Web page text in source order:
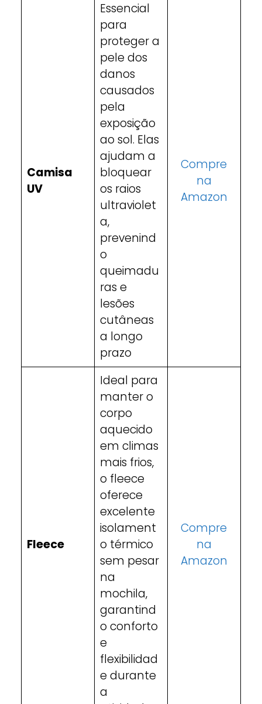
Camisa
UV
Essencial
para
proteger a
pele dos
danos
causados
pela
exposição
ao sol. Elas
ajudam a
bloquear
os raios
ultraviolet
a,
prevenind
o
queimadu
ras e
lesões
cutâneas
a longo
prazo
Compre
na
Amazon
Fleece
Ideal para
manter o
corpo
aquecido
em climas
mais frios,
o fleece
oferece
excelente
isolament
o térmico
sem pesar
na
mochila,
garantind
o conforto
e
flexibilidad
e durante
a
Compre
na
Amazon